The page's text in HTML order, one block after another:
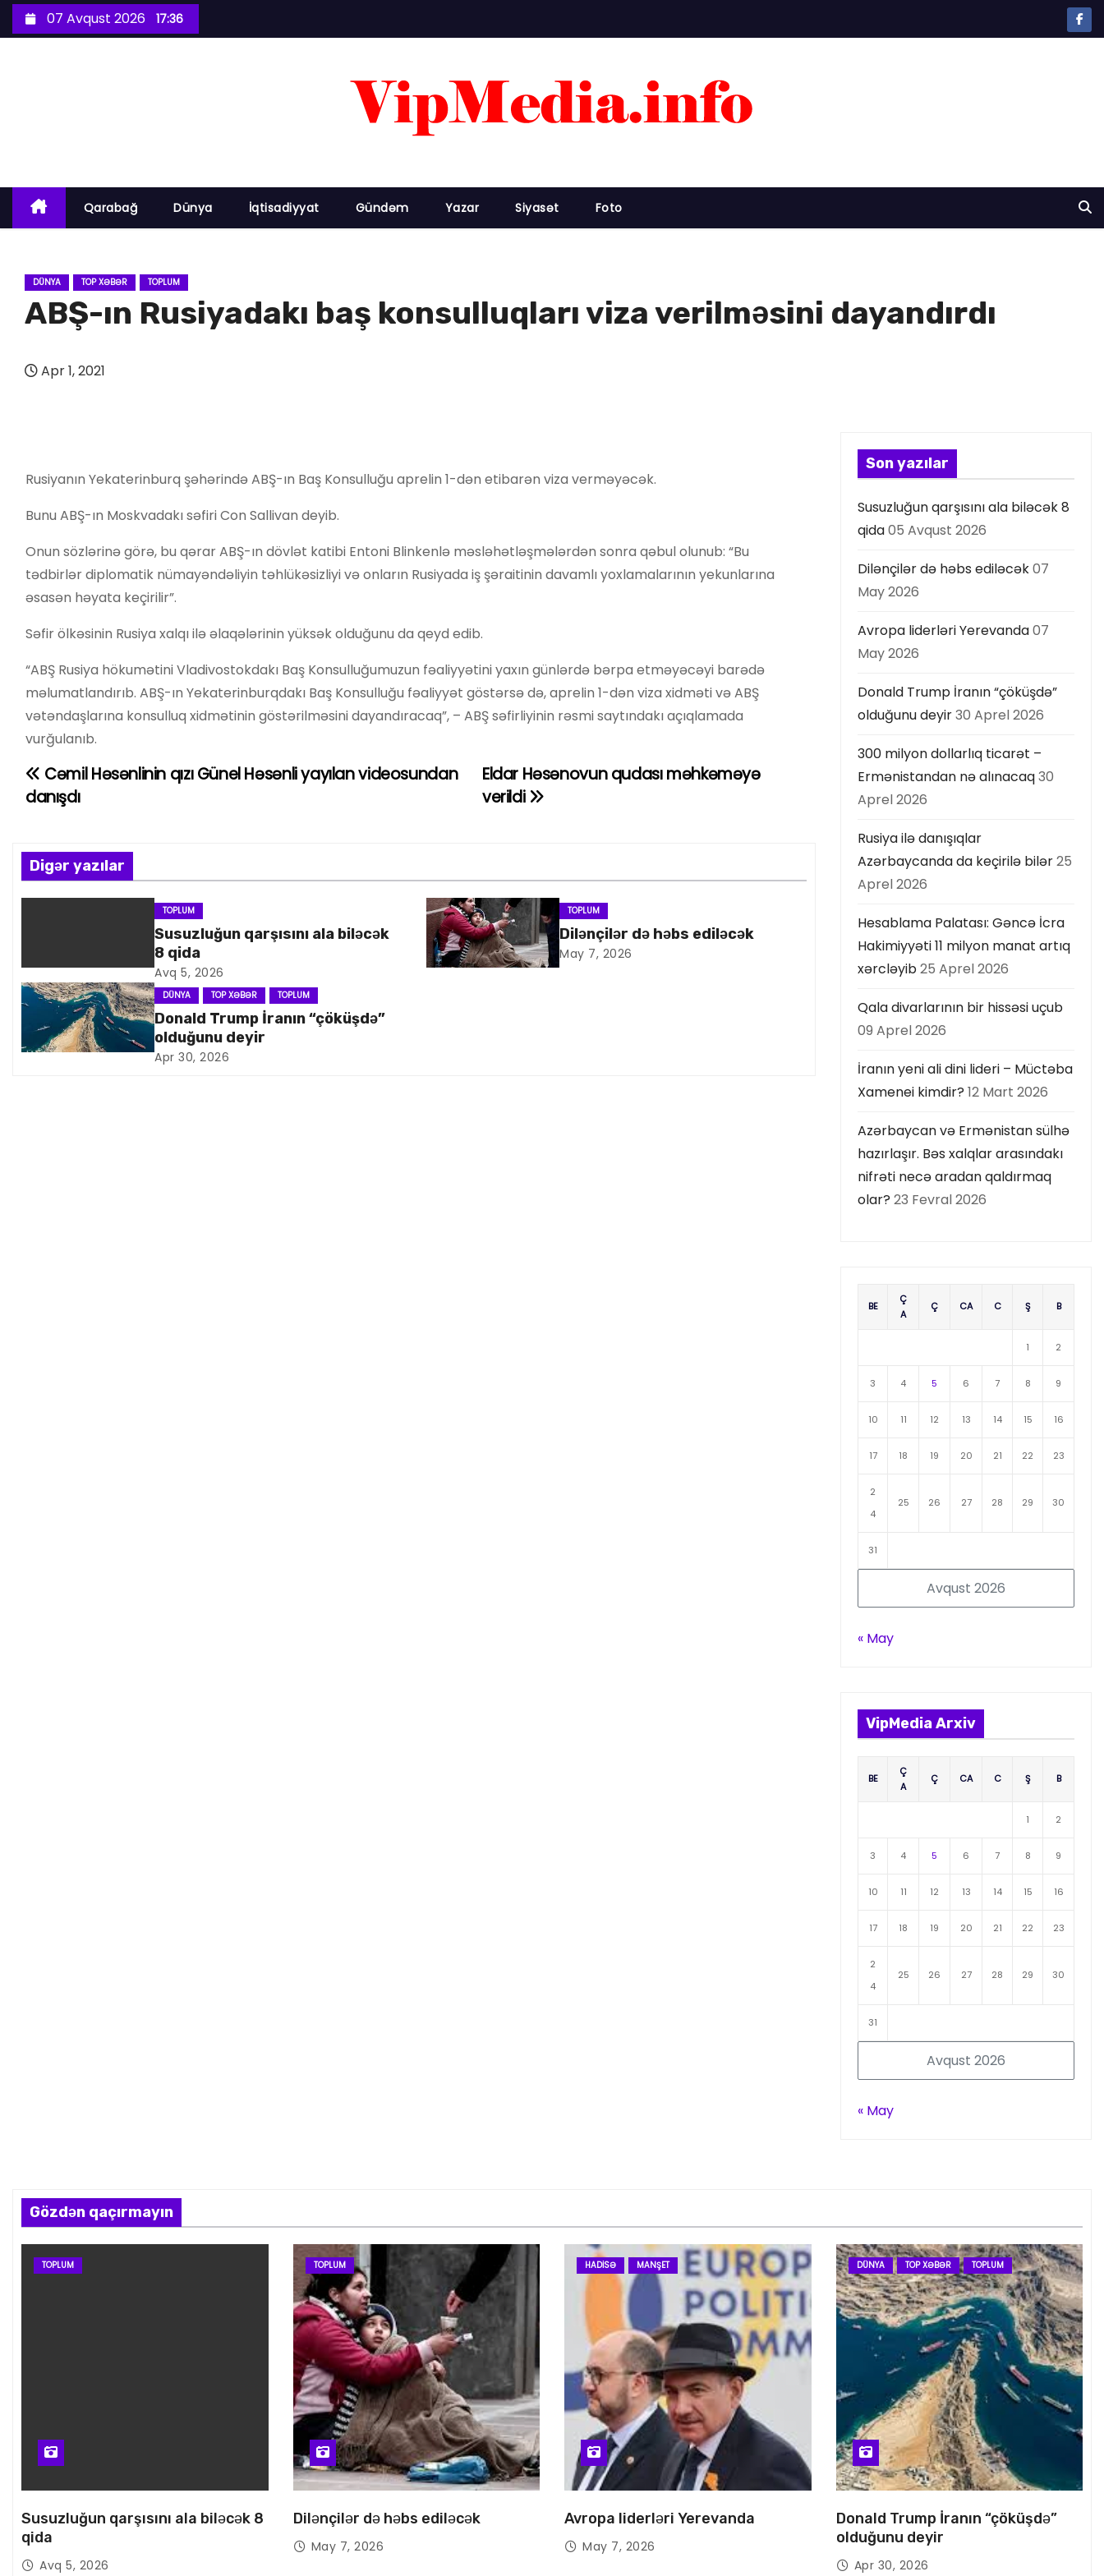
k
07 Avqust 2026 17:36
Qarabağ Dünya İqtisadiyyat Gündəm Yazar Siyasət Foto
DÜNYA TOP XƏBƏR TOPLUM
ABŞ-ın Rusiyadakı baş konsulluqları viza verilməsini dayandırdı
Apr 1, 2021
Rusiyanın Yekaterinburq şəhərində ABŞ-ın Baş Konsulluğu aprelin 1-dən etibarən viza verməyəcək.
Bunu ABŞ-ın Moskvadakı səfiri Con Sallivan deyib.
Onun sözlərinə görə, bu qərar ABŞ-ın dövlət katibi Entoni Blinkenlə məsləhətləşmələrdən sonra qəbul olunub: “Bu
tədbirlər diplomatik nümayəndəliyin təhlükəsizliyi və onların Rusiyada iş şəraitinin davamlı yoxlamalarının yekunlarına
əsasən həyata keçirilir”.
Səfir ölkəsinin Rusiya xalqı ilə əlaqələrinin yüksək olduğunu da qeyd edib.
“ABŞ Rusiya hökumətini Vladivostokdakı Baş Konsulluğumuzun fəaliyyətini yaxın günlərdə bərpa etməyəcəyi barədə
məlumatlandırıb. ABŞ-ın Yekaterinburqdakı Baş Konsulluğu fəaliyyət göstərsə də, aprelin 1-dən viza xidməti və ABŞ
vətəndaşlarına konsulluq xidmətinin göstərilməsini dayandıracaq”, – ABŞ səfirliyinin rəsmi saytındakı açıqlamada
vurğulanıb.
Y
z
ı
v
q
Eldar Həsənovun qudası məhkəməyə
verildi
Cəmil Həsənlinin qızı Günel Həsənli yayılan videosundan
danışdı
Digər yazılar
TOPLUM
Susuzluğun qarşısını ala biləcək
8 qida
Avq 5, 2026
TOPLUM
Dilənçilər də həbs ediləcək
May 7, 2026
DÜNYA TOP XƏBƏR TOPLUM
Donald Trump İranın “çöküşdə”
olduğunu deyir
Apr 30, 2026
Son yazılar
Susuzluğun qarşısını ala biləcək 8
qida05 Avqust 2026
Dilənçilər də həbs ediləcək07
May 2026
Avropa liderləri Yerevanda07
May 2026
Donald Trump İranın “çöküşdə”
olduğunu deyir30 Aprel 2026
300 milyon dollarlıq ticarət –
Ermənistandan nə alınacaq30
Aprel 2026
Rusiya ilə danışıqlar
Azərbaycanda da keçirilə bilər25
Aprel 2026
Hesablama Palatası: Gəncə İcra
Hakimiyyəti 11 milyon manat artıq
xərcləyib25 Aprel 2026
Qala divarlarının bir hissəsi uçub
09 Aprel 2026
İranın yeni ali dini lideri – Müctəba
Xamenei kimdir? 12 Mart 2026
Azərbaycan və Ermənistan sülhə
hazırlaşır. Bəs xalqlar arasındakı
nifrəti necə aradan qaldırmaq
olar? 23 Fevral 2026
Avqust 2026
BE
Ç
A
Ç CA C Ş B
1 2
3 4 5 6 7 8 9
10 11 12 13 14 15 16
17 18 19 20 21 22 23
2
4
25 26 27 28 29 30
31
« May
VipMedia Arxiv
Avqust 2026
BE
Ç
A
Ç CA C Ş B
1 2
3 4 5 6 7 8 9
10 11 12 13 14 15 16
17 18 19 20 21 22 23
2
4
25 26 27 28 29 30
31
« May
Gözdən qaçırmayın
TOPLUM
Susuzluğun qarşısını ala biləcək 8
qida
Avq 5, 2026
TOPLUM
Dilənçilər də həbs ediləcək
May 7, 2026
HADISƏ MANŞET
Avropa liderləri Yerevanda
May 7, 2026
DÜNYA TOP XƏBƏR TOPLUM
Donald Trump İranın “çöküşdə”
olduğunu deyir
Apr 30, 2026